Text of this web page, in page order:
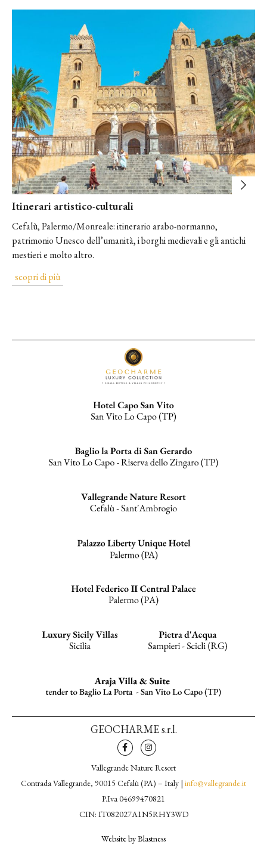
Itinerari artistico-culturali
Cefalù, Palermo/Monreale: itinerario arabo-normanno,
patrimonio Unesco dell’umanità, i borghi medievali e gli antichi
mestieri e molto altro.
scopri di più
GEOCHARME s.r.l.
Vallegrande Nature Resort
Contrada Vallegrande, 90015 Cefalù (PA) – Italy | info@vallegrande.it
P.Iva 04699470821
CIN: IT082027A1N5RHY3WD
Website by Blastness